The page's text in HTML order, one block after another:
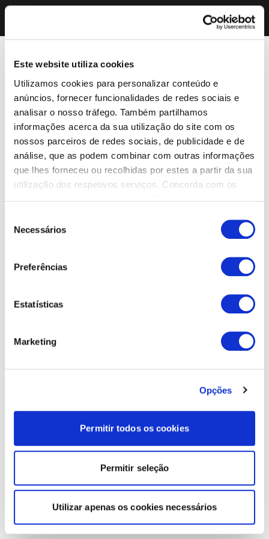
Este website utiliza cookies
Utilizamos cookies para personalizar conteúdo e
anúncios, fornecer funcionalidades de redes sociais e
analisar o nosso tráfego. Também partilhamos
informações acerca da sua utilização do site com os
nossos parceiros de redes sociais, de publicidade e de
análise, que as podem combinar com outras informações
que lhes forneceu ou recolhidas por estes a partir da sua
utilização dos respetivos serviços. Concorda com os
Necessários
Preferências
Estatísticas
Marketing
Opções
Permitir todos os cookies
Permitir seleção
Utilizar apenas os cookies necessários